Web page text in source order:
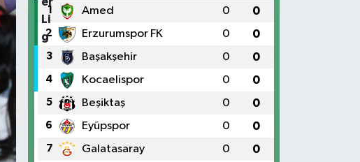
1 Amed 0 0
2 Erzurumspor FK 0 0
3 Başakşehir 0 0
4 Kocaelispor 0 0
5 Beşiktaş 0 0
6 Eyüpspor 0 0
7 Galatasaray 0 0